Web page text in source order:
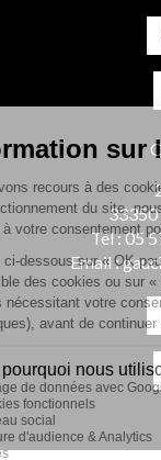
33350
Tél :05
Email :